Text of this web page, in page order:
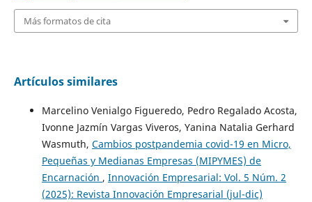
Más formatos de cita
Artículos similares
Marcelino Venialgo Figueredo, Pedro Regalado Acosta,
Ivonne Jazmín Vargas Viveros, Yanina Natalia Gerhard
Wasmuth, Cambios postpandemia covid-19 en Micro,
Pequeñas y Medianas Empresas (MIPYMES) de
Encarnación , Innovación Empresarial: Vol. 5 Núm. 2
(2025): Revista Innovación Empresarial (jul-dic)